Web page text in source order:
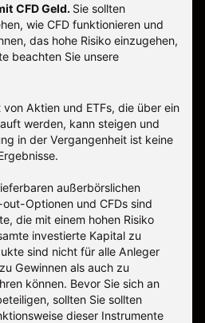
CFD Geld. Sie sollten
wie CFD funktionieren und
das hohe Risiko einzugehen,
beachten Sie unsere
von Aktien und ETFs, die über ein
werden, kann steigen und
in der Vergangenheit ist keine
außerbörslichen
Optionen und CFDs sind
die mit einem hohen Risiko
investierte Kapital zu
sind nicht für alle Anleger
Gewinnen als auch zu
können. Bevor Sie sich an
sollten Sie sollten
dieser Instrumente